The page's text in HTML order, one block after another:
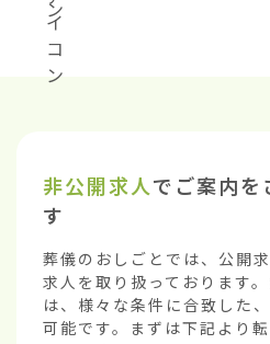
非公開求人でご案内を
す
葬儀のおしごとでは、公開
求人を取り扱っております
は、様々な条件に合致した
可能です。まずは下記より